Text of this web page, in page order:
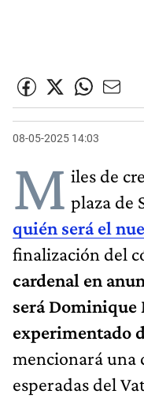
08-05-2025 14:03
M iles de
plaza de
quién será el
finalización del
cardenal en
será
experimentado
mencionará una
esperadas del